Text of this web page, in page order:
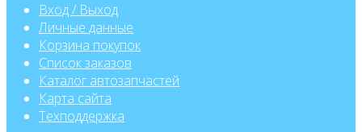
Вход / Выход
Личные данные
Корзина покупок
Список заказов
Каталог автозапчастей
Карта сайта
Техподдержка